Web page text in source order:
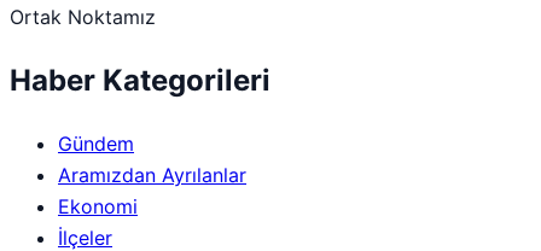
Ortak Noktamız
Haber Kategorileri
Gündem
Aramızdan Ayrılanlar
Ekonomi
İlçeler